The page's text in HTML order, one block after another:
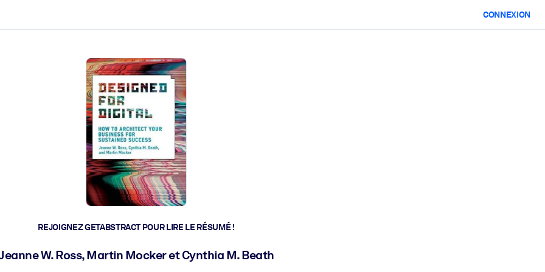
CONNEXION
REJOIGNEZ GETABSTRACT POUR LIRE LE RÉSUMÉ !
W. Ross, Martin Mocker et Cynthia M. Beath